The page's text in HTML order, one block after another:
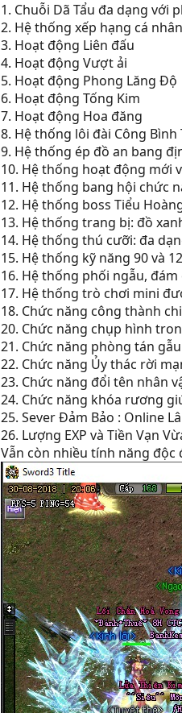
1. Chuỗi Dã Tẩu đa dạng với
2. Hệ thống xếp hạng cá
3. Hoạt động Liên đấu
4. Hoạt động Vượt ải
5. Hoạt động Phong Lăng Độ
6. Hoạt động Tống Kim
7. Hoạt động Hoa đăng
8. Hệ thống lôi đài Công Bình
9. Hệ thống ép đồ an bang
10. Hệ thống hoạt động mới
11. Hệ thống bang hội chức
12. Hệ thống boss Tiểu
13. Hệ thống trang bị: đồ
14. Hệ thống thú cưỡi: đa
15. Hệ thống kỹ năng 90 và
16. Hệ thống phối ngẫu, đám
17. Hệ thống trò chơi mini
18. Chức năng công thành
20. Chức năng chụp hình
21. Chức năng phòng tán gẫu
22. Chức năng Ủy thác rời
23. Chức năng đổi tên nhân
24. Chức năng khóa rương
25. Sever Đảm Bảo : Online
26. Lượng EXP và Tiền Vạn
Vẫn còn nhiều tính năng